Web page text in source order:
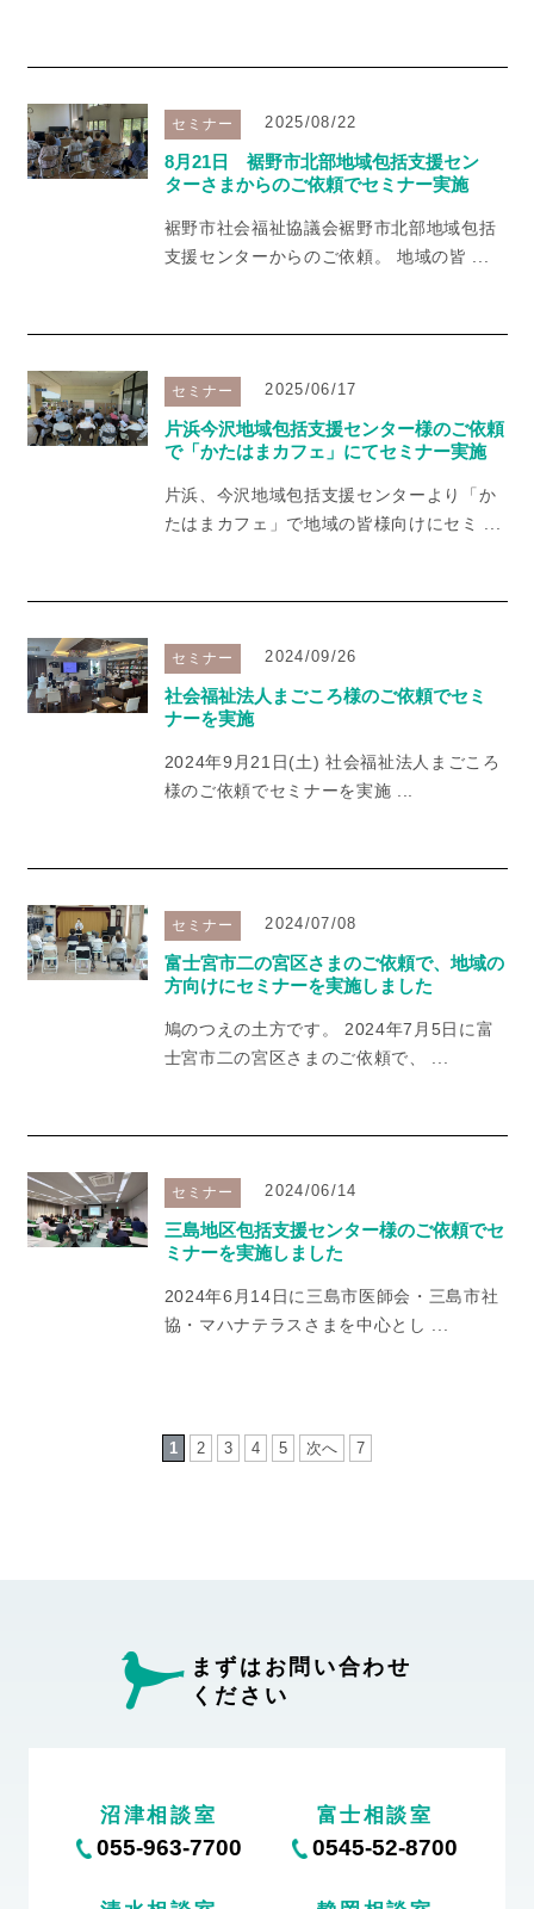
セミナー 2025/08/22
8月21日 裾野市北部地域包括支援セン
ターさまからのご依頼でセミナー実施
裾野市社会福祉協議会裾野市北部地域包括
支援センターからのご依頼。 地域の皆 ...
セミナー 2025/06/17
片浜今沢地域包括支援センター様のご依頼
で「かたはまカフェ」にてセミナー実施
片浜、今沢地域包括支援センターより「か
たはまカフェ」で地域の皆様向けにセミ ...
セミナー 2024/09/26
社会福祉法人まごころ様のご依頼でセミ
ナーを実施
2024年9月21日(土) 社会福祉法人まごころ
様のご依頼でセミナーを実施 ...
セミナー 2024/07/08
富士宮市二の宮区さまのご依頼で、地域の
方向けにセミナーを実施しました
鳩のつえの土方です。 2024年7月5日に富
士宮市二の宮区さまのご依頼で、 ...
セミナー 2024/06/14
三島地区包括支援センター様のご依頼でセ
ミナーを実施しました
2024年6月14日に三島市医師会・三島市社
協・マハナテラスさまを中心とし ...
1 2 3 4 5 次へ 7
まずはお問い合わせ
ください
沼津相談室
055-963-7700
富士相談室
0545-52-8700